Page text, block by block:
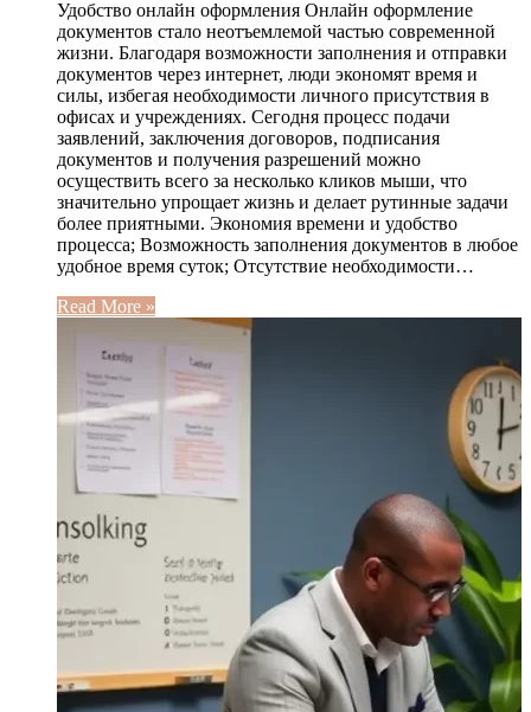
Удобство онлайн оформления Онлайн оформление
документов стало неотъемлемой частью современной
жизни. Благодаря возможности заполнения и отправки
документов через интернет, люди экономят время и
силы, избегая необходимости личного присутствия в
офисах и учреждениях. Сегодня процесс подачи
заявлений, заключения договоров, подписания
документов и получения разрешений можно
осуществить всего за несколько кликов мыши, что
значительно упрощает жизнь и делает рутинные задачи
более приятными. Экономия времени и удобство
процесса; Возможность заполнения документов в любое
удобное время суток; Отсутствие необходимости…
Read More »